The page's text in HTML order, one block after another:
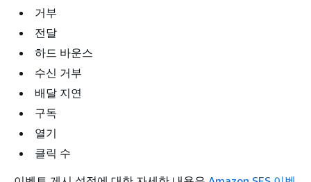
거부
전달
하드 바운스
수신 거부
배달 지연
구독
열기
클릭 수